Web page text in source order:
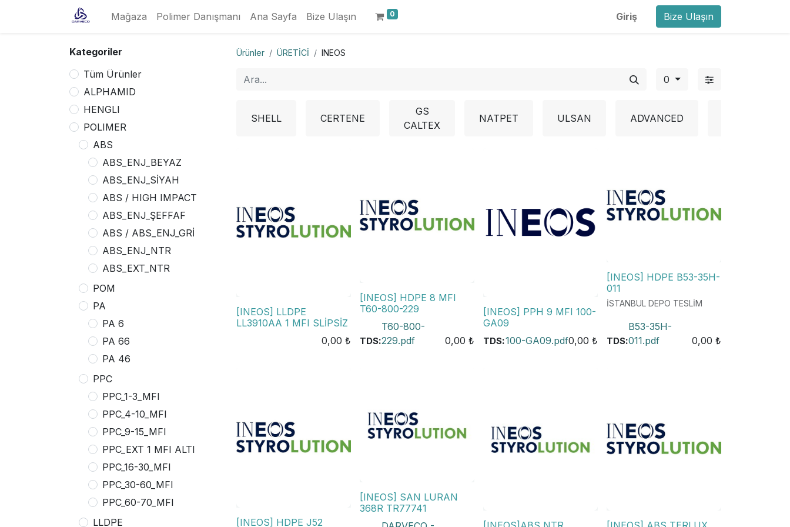
Mağaza Polimer Danışmanı Ana Sayfa Bize Ulaşın 0 Giriş Bize Ulaşın
Kategoriler
Tüm Ürünler
ALPHAMID
HENGLI
POLIMER
ABS
ABS_ENJ_BEYAZ
ABS_ENJ_SİYAH
ABS / HIGH IMPACT
ABS_ENJ_ŞEFFAF
ABS / ABS_ENJ_GRİ
ABS_ENJ_NTR
ABS_EXT_NTR
POM
PA
PA 6
PA 66
PA 46
PPC
PPC_1-3_MFI
PPC_4-10_MFI
PPC_9-15_MFI
PPC_EXT 1 MFI ALTI
PPC_16-30_MFI
PPC_30-60_MFI
PPC_60-70_MFI
LLDPE
Ürünler ÜRETİCİ INEOS
0
SHELL CERTENE
GS
CALTEX
NATPET ULSAN ADVANCED
[INEOS] LLDPE
LL3910AA 1 MFI SLİPSİZ
0,00 ₺
[INEOS] HDPE 8 MFI
T60-800-229
TDS:
T60-800-
229.pdf
0,00 ₺
[INEOS] PPH 9 MFI 100-
GA09
TDS:100-GA09.pdf0,00 ₺
[INEOS] HDPE B53-35H-
011
İSTANBUL DEPO TESLİM
TDS:
B53-35H-
011.pdf
0,00 ₺
[INEOS] HDPE J52
[INEOS] SAN LURAN
368R TR77741